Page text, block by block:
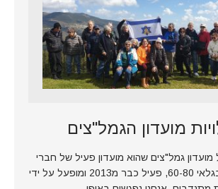
מועדון הגמל"צים
גמל"צים שהוא מועדון פעיל של חברי
הקיבוץ ותושבים בגלאי 60-80, פעיל כבר מ2013 ומופעל על ידי